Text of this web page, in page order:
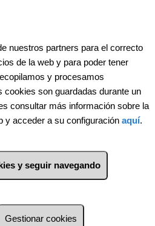
(Segovia)
nuestros partners para el correcto
de la web y para poder tener
y procesamos
cookies son guardadas durante un
consultar más información sobre la
y acceder a su configuración aquí.
y seguir navegando
Gestionar cookies